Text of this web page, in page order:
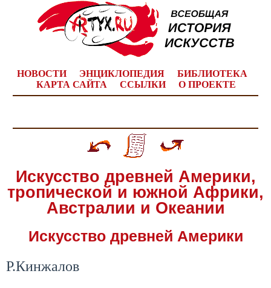
НОВОСТИ ЭНЦИКЛОПЕДИЯ
БИБЛИОТЕКА
КАРТА САЙТА
ССЫЛКИ О ПРОЕКТЕ
Искусство древней Америки,
тропической и южной Африки,
Австралии и Океании
Искусство древней Америки
Р.Кинжалов